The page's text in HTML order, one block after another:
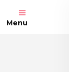
Menu